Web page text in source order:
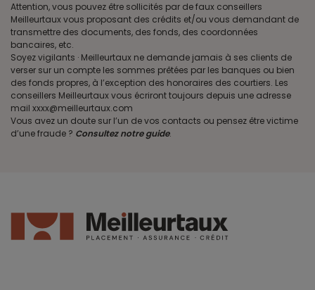
Attention, vous pouvez être sollicités par de faux conseillers
Meilleurtaux vous proposant des crédits et/ou vous demandant de
transmettre des documents, des fonds, des coordonnées
bancaires, etc.
Soyez vigilants · Meilleurtaux ne demande jamais à ses clients de
verser sur un compte les sommes prêtées par les banques ou bien
des fonds propres, à l’exception des honoraires des courtiers. Les
conseillers Meilleurtaux vous écriront toujours depuis une adresse
mail xxxx@meilleurtaux.com
Vous avez un doute sur l’un de vos contacts ou pensez être victime
d’une fraude ? Consultez notre guide.